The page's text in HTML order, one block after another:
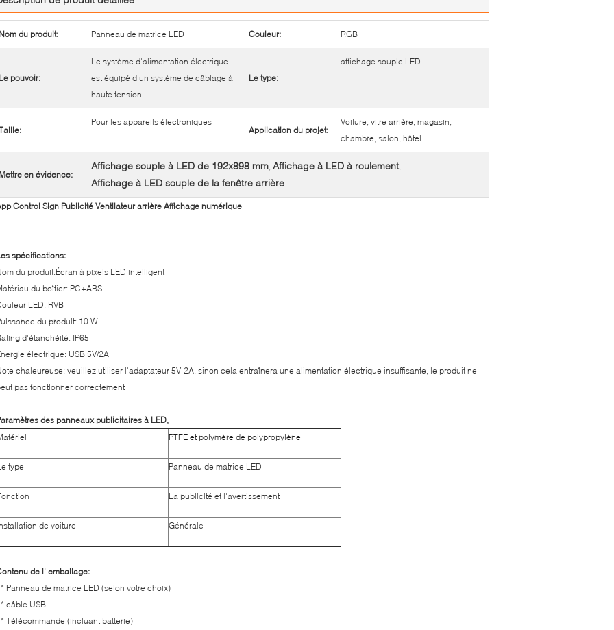
du produit: Panneau de matrice LED Couleur: RGB
pouvoir:
Le système d'alimentation électrique
est équipé d'un système de câblage à
haute tension.
Le type:
affichage souple LED
Pour les appareils électroniques
Application du projet:
Voiture, vitre arrière, magasin,
chambre, salon, hôtel
en évidence:
Affichage souple à LED de 192x898 mm, Affichage à LED à roulement,
Affichage à LED souple de la fenêtre arrière
Control Sign Publicité Ventilateur arrière Affichage numérique
spécifications:
du produit:Écran à pixels LED intelligent
du boîtier: PC+ABS
LED: RVB
du produit: 10 W
d'étanchéité: IP65
électrique: USB 5V/2A
chaleureuse: veuillez utiliser l'adaptateur 5V-2A, sinon cela entraînera une alimentation électrique insuffisante, le produit ne
pas fonctionner correctement
des panneaux publicitaires à LED,
PTFE et polymère de polypropylène
type Panneau de matrice LED
La publicité et l'avertissement
de voiture Générale
de l' emballage:
Panneau de matrice LED (selon votre choix)
câble USB
Télécommande (incluant batterie)